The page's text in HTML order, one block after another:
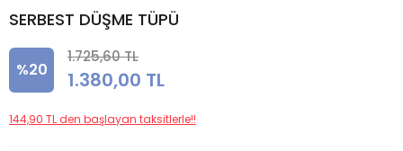
SERBEST DÜŞME TÜPÜ
%20
1.725,60 TL
1.380,00 TL
144,90 TL den başlayan taksitlerle!!